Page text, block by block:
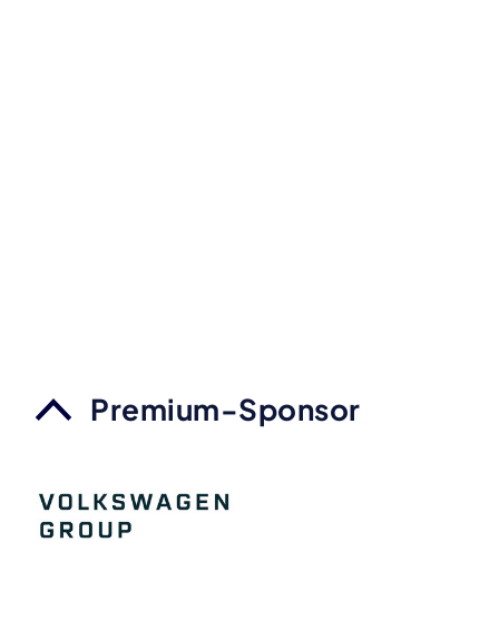
Premium-Sponsor